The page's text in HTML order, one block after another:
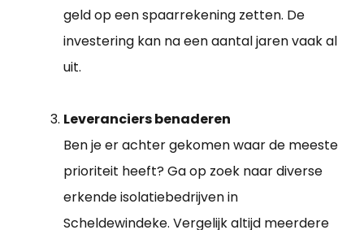
geld op een spaarrekening zetten. De
investering kan na een aantal jaren vaak al
uit.
Leveranciers benaderen
Ben je er achter gekomen waar de meeste
prioriteit heeft? Ga op zoek naar diverse
erkende isolatiebedrijven in
Scheldewindeke. Vergelijk altijd meerdere